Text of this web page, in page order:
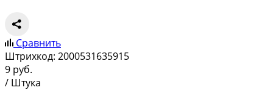
Сравнить
Штрихкод: 2000531635915
9 руб.
/ Штука